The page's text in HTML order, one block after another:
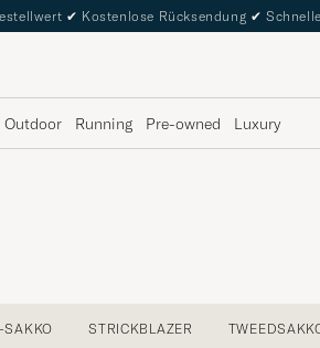
✔ Kostenlose Rücksendung ✔
Outdoor Running Pre-owned Luxury
STRICKBLAZER